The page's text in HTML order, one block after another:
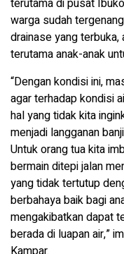
terutama di pusat
warga sudah
drainase yang
terutama anak-anak
“Dengan kondisi ini,
agar terhadap kondisi
hal yang tidak kita
menjadi langganan
Untuk orang tua kita
bermain ditepi jalan
yang tidak tertutup
berbahaya baik bagi
mengakibatkan dapat
berada di luapan air,”